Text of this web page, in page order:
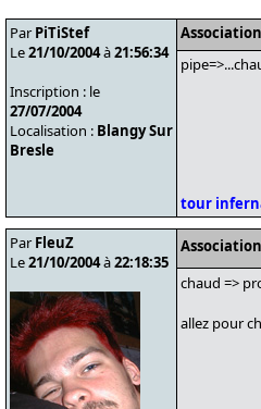
Par PiTiStef
Le21/10/2004à21:56:34
Inscription : le
27/07/2004
Localisation : Blangy Sur
Bresle
tour
Par FleuZ
Le21/10/2004à22:18:35
chaud =>
allez pour